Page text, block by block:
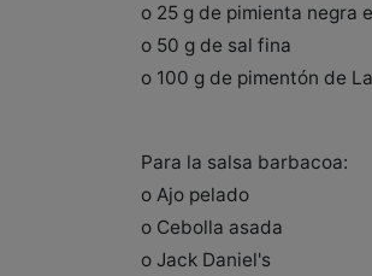
o 25 g de pimienta negra
o 50 g de sal fina
o 100 g de pimentón de
Para la salsa barbacoa:
o Ajo pelado
o Cebolla asada
o Jack Daniel's